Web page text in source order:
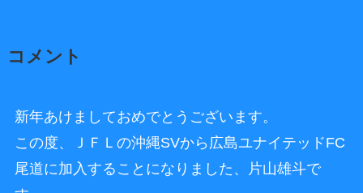
コメント
新年あけましておめでとうございます。
この度、ＪＦＬの沖縄SVから広島ユナイテッドFC
尾道に加入することになりました、片山雄斗で